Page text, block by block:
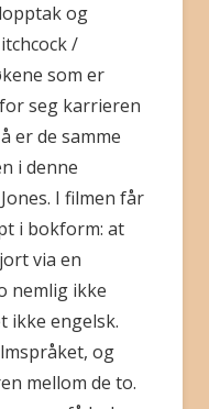
og
/
som er
seg karrieren
er de samme
i denne
I filmen får
i bokform: at
via en
nemlig ikke
ikke engelsk.
og
mellom de to.